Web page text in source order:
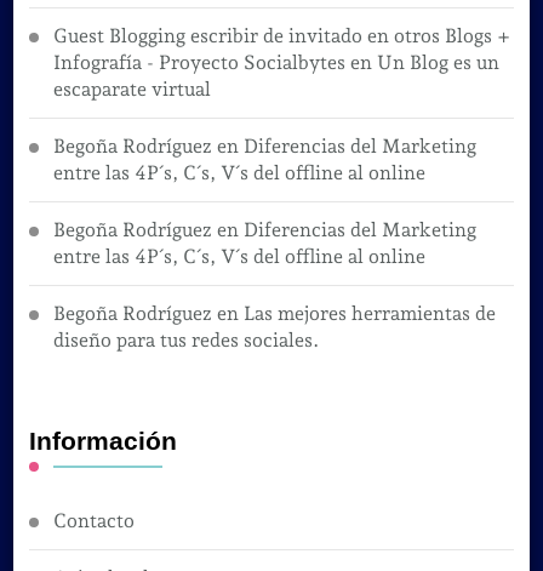
Guest Blogging escribir de invitado en otros Blogs +
Infografía - Proyecto Socialbytes en Un Blog es un
escaparate virtual
Begoña Rodríguez en Diferencias del Marketing
entre las 4P´s, C´s, V´s del offline al online
Begoña Rodríguez en Diferencias del Marketing
entre las 4P´s, C´s, V´s del offline al online
Begoña Rodríguez en Las mejores herramientas de
diseño para tus redes sociales.
Información
Contacto